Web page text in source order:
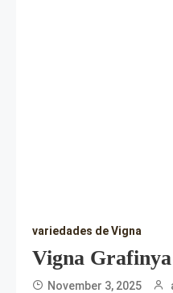
variedades de Vigna
Vigna Grafinya
November 3, 2025